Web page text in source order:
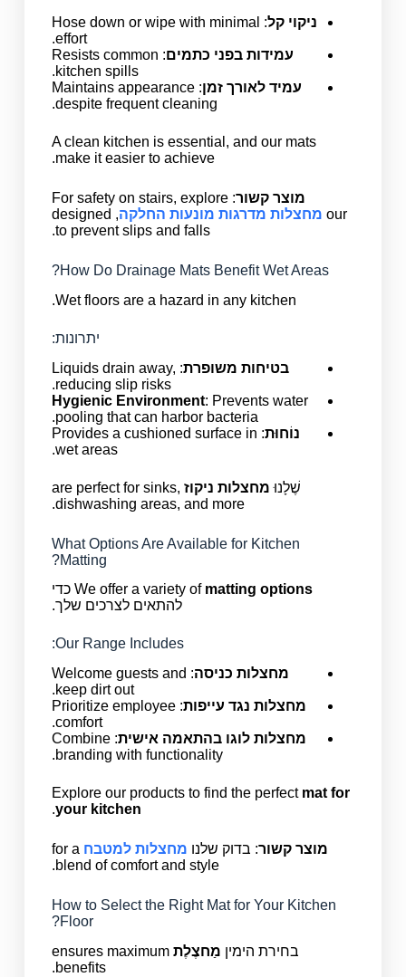
ניקוי קל
: Hose down or wipe with minimal
effort.
עמידות בפני כתמים : Resists common
kitchen spills.
עמיד לאורך זמן : Maintains appearance
despite frequent cleaning.
A clean kitchen is essential, and our mats
make it easier to achieve.
מוצר קשור : For safety on stairs, explore
our מחצלות מדרגות מונעות החלקה
, designed
to prevent slips and falls.
How Do Drainage Mats Benefit Wet Areas?
Wet floors are a hazard in any kitchen.
יתרונות:
בטיחות משופרת : Liquids drain away,
reducing slip risks.
Hygienic Environment: Prevents water
pooling that can harbor bacteria.
נוֹחוּת : Provides a cushioned surface in
wet areas.
שֶׁלָנוּ מחצלות ניקוז are perfect for sinks,
dishwashing areas, and more.
What Options Are Available for Kitchen
Matting?
We offer a variety of matting options
כדי
להתאים לצרכים שלך.
Our Range Includes:
מחצלות כניסה
: Welcome guests and
keep dirt out.
מחצלות נגד עייפות : Prioritize employee
comfort.
מחצלות לוגו בהתאמה אישית : Combine
branding with functionality.
Explore our products to find the perfect mat for
your kitchen
.
מוצר קשור: בדוק שלנו מחצלות למטבח for a
blend of comfort and style.
How to Select the Right Mat for Your Kitchen
Floor?
בחירת הימין מַחצֶלֶת ensures maximum
benefits.